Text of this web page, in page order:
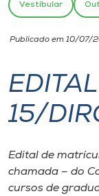
Unoesc
I.nova
Diplomados
Vestibular
Publicado em 10/07/
15/
Edital de
chamada – do
cursos de